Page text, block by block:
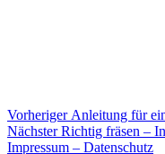
Vorheriger Vorheriger
Beitrag:
Anleitung für
Nächster Nächster
Beitrag:
Richtig fräsen –
Impressum – Datenschutz